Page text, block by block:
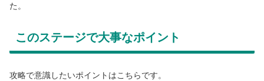
た。
このステージで大事なポイント
攻略で意識したいポイントはこちらです。